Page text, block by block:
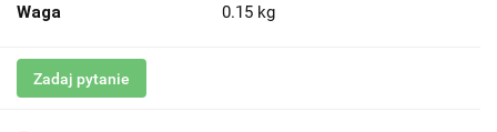
Waga 0.15 kg
Zadaj pytanie